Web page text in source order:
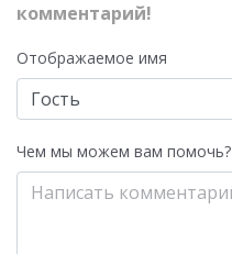
комментарий!
Отображаемое имя
Чем мы можем вам помочь?